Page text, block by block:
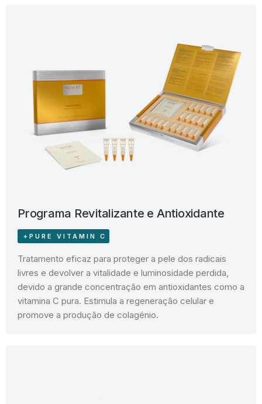
Programa Revitalizante e Antioxidante
+PURE VITAMIN C
Tratamento eficaz para proteger a pele dos radicais
livres e devolver a vitalidade e luminosidade perdida,
devido a grande concentração em antioxidantes como a
vitamina C pura. Estimula a regeneração celular e
promove a produção de colagénio.